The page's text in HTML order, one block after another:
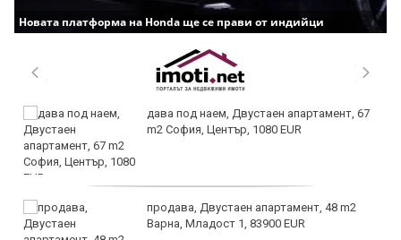
Новата платформа на Honda ще се прави от индийци
дава под наем, Двустаен апартамент, 67
m2 София, Център, 1080 EUR
продава, Двустаен апартамент, 48 m2
Варна, Младост 1, 83900 EUR